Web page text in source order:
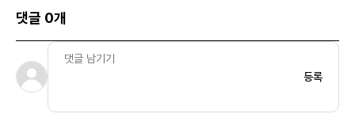
댓글 0개
등록